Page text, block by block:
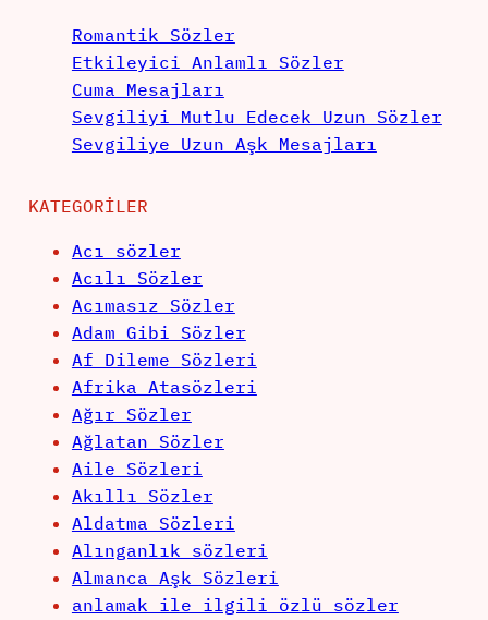
Romantik Sözler
Etkileyici Anlamlı Sözler
Cuma Mesajları
Sevgiliyi Mutlu Edecek Uzun Sözler
Sevgiliye Uzun Aşk Mesajları
KATEGORILER
Acı sözler
Acılı Sözler
Acımasız Sözler
Adam Gibi Sözler
Af Dileme Sözleri
Afrika Atasözleri
Ağır Sözler
Ağlatan Sözler
Aile Sözleri
Akıllı Sözler
Aldatma Sözleri
Alınganlık sözleri
Almanca Aşk Sözleri
anlamak ile ilgili özlü sözler